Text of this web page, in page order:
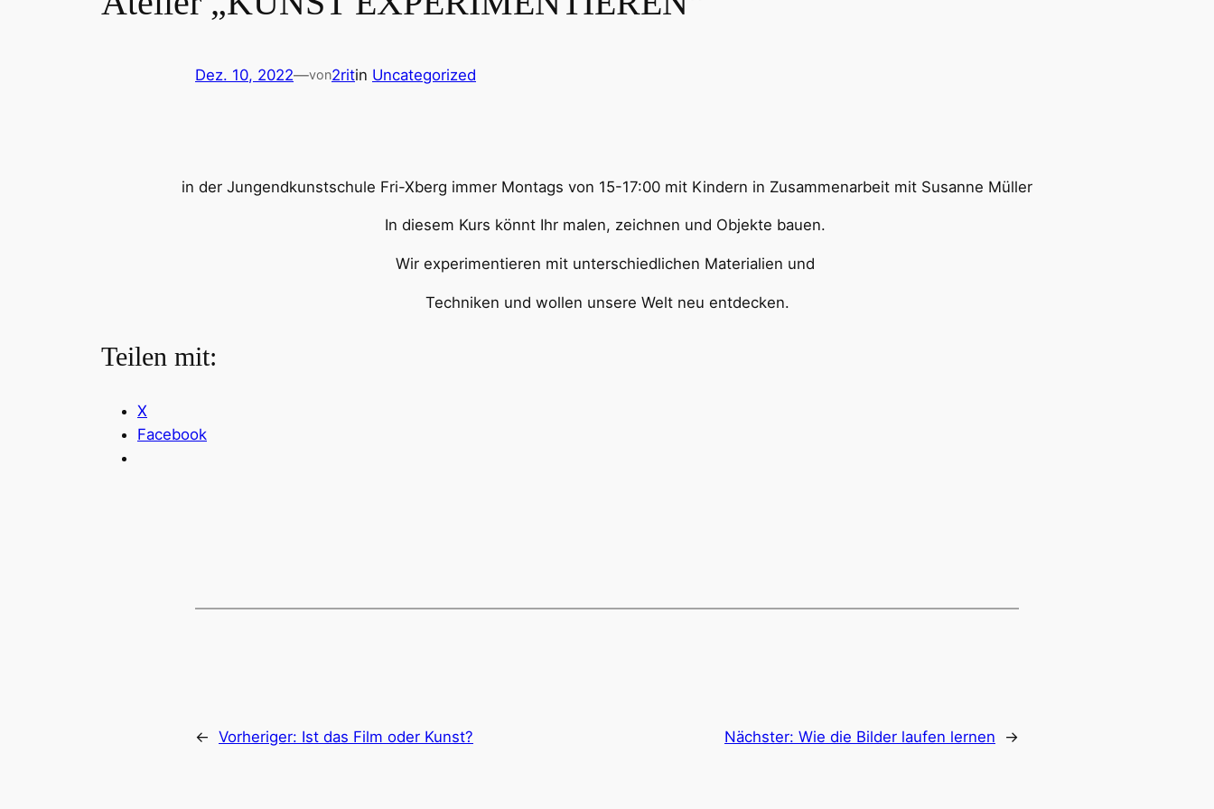
Dez. 10, 2022—von2ritin Uncategorized
in der Jungendkunstschule Fri-Xberg immer Montags von 15-17:00 mit Kindern in Zusammenarbeit mit Susanne Müller
In diesem Kurs könnt Ihr malen, zeichnen und Objekte bauen.
Wir experimentieren mit unterschiedlichen Materialien und
Techniken und wollen unsere Welt neu entdecken.
Teilen mit:
X
Facebook
← Vorheriger: Ist das Film oder Kunst? Nächster: Wie die Bilder laufen lernen →